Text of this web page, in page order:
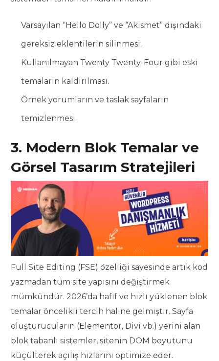
Varsayılan “Hello Dolly” ve “Akismet” dışındaki
gereksiz eklentilerin silinmesi.
Kullanılmayan Twenty Twenty-Four gibi eski
temaların kaldırılması.
Örnek yorumların ve taslak sayfaların
temizlenmesi.
3. Modern Blok Temalar ve
Görsel Tasarım Stratejileri
Full Site Editing (FSE) özelliği sayesinde artık kod
yazmadan tüm site yapısını değiştirmek
mümkündür. 2026’da hafif ve hızlı yüklenen blok
temalar öncelikli tercih haline gelmiştir. Sayfa
oluşturucuların (Elementor, Divi vb.) yerini alan
blok tabanlı sistemler, sitenin DOM boyutunu
küçülterek açılış hızlarını optimize eder.